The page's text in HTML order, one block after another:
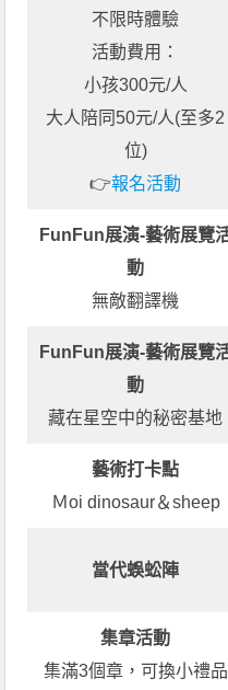
不限時體驗
活動費用：
小孩300元/人
大人陪同50元/人(至多2
位)
👉報名活動
FunFun展演-藝術展覽
動
無敵翻譯機
FunFun展演-藝術展覽
動
藏在星空中的秘密基地
藝術打卡點
Ｍoi dinosaur＆sheep
當代蜈蚣陣
集章活動
集滿3個章，可換小禮品